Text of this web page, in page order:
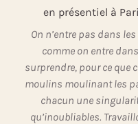
en présentiel à
On n’entre pas dans
comme on entre
surprendre, pour ce que
moulins moulinant les
chacun une
qu’inoubliables.